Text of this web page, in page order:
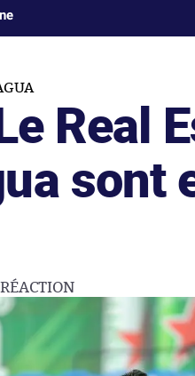
Real
sont
RÉACTION